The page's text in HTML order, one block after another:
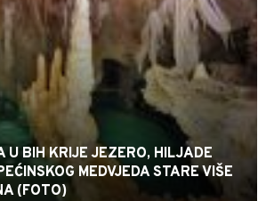
U BIH KRIJE JEZERO, HILJADE
MEDVJEDA STARE VIŠE
(FOTO)